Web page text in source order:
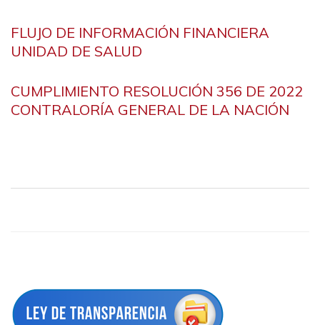
FLUJO DE INFORMACIÓN FINANCIERA
UNIDAD DE SALUD
CUMPLIMIENTO RESOLUCIÓN 356 DE 2022
CONTRALORÍA GENERAL DE LA NACIÓN